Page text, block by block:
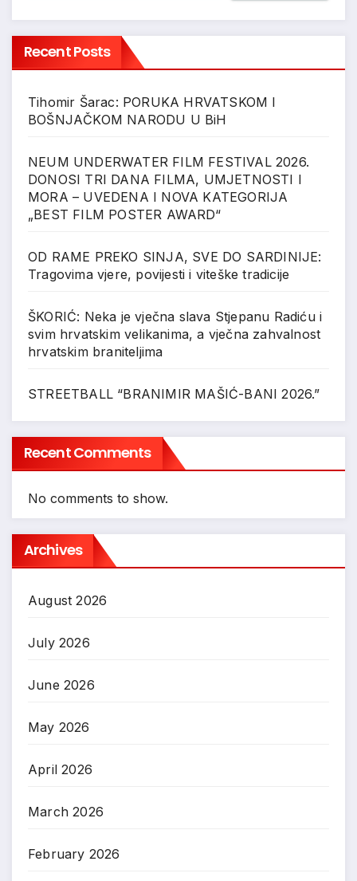
Recent Posts
Tihomir Šarac: PORUKA HRVATSKOM I
BOŠNJAČKOM NARODU U BiH
NEUM UNDERWATER FILM FESTIVAL 2026.
DONOSI TRI DANA FILMA, UMJETNOSTI I
MORA – UVEDENA I NOVA KATEGORIJA
„BEST FILM POSTER AWARD“
OD RAME PREKO SINJA, SVE DO SARDINIJE:
Tragovima vjere, povijesti i viteške tradicije
ŠKORIĆ: Neka je vječna slava Stjepanu Radiću i
svim hrvatskim velikanima, a vječna zahvalnost
hrvatskim braniteljima
STREETBALL “BRANIMIR MAŠIĆ-BANI 2026.”
Recent Comments
No comments to show.
Archives
August 2026
July 2026
June 2026
May 2026
April 2026
March 2026
February 2026